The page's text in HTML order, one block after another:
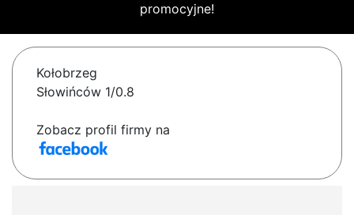
promocyjne!
Kołobrzeg
Słowińców 1/0.8
Zobacz profil firmy na